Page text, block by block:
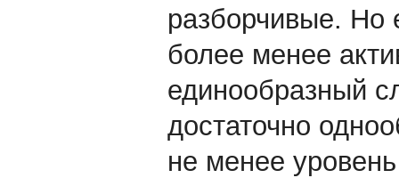
разборчивые. Но
более менее
единообразный
достаточно
не менее